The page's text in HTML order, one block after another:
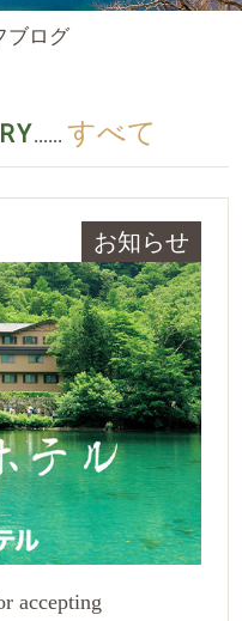
ブログ
...... すべて
お知らせ
accepting